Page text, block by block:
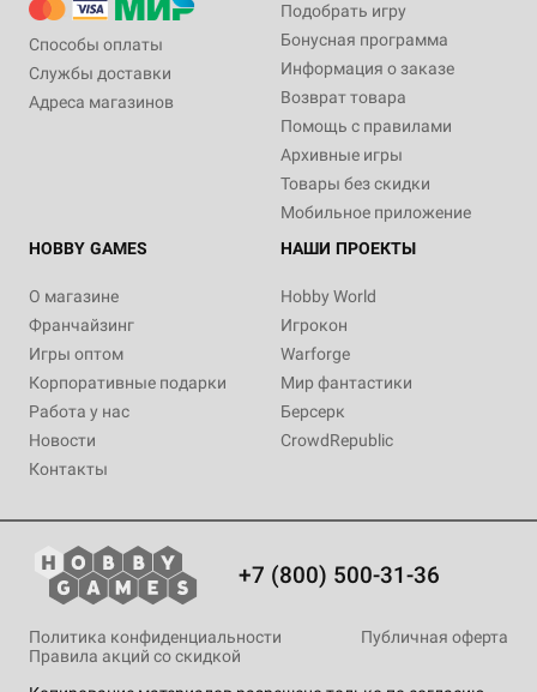
Способы оплаты
Службы доставки
Адреса магазинов
Подобрать игру
Бонусная программа
Информация о заказе
Возврат товара
Помощь с правилами
Архивные игры
Товары без скидки
Мобильное приложение
HOBBY GAMES
О магазине
Франчайзинг
Игры оптом
Корпоративные подарки
Работа у нас
Новости
Контакты
НАШИ ПРОЕКТЫ
Hobby World
Игрокон
Warforge
Мир фантастики
Берсерк
CrowdRepublic
+7 (800) 500-31-36
Политика конфиденциальности
Публичная оферта
Правила акций со скидкой